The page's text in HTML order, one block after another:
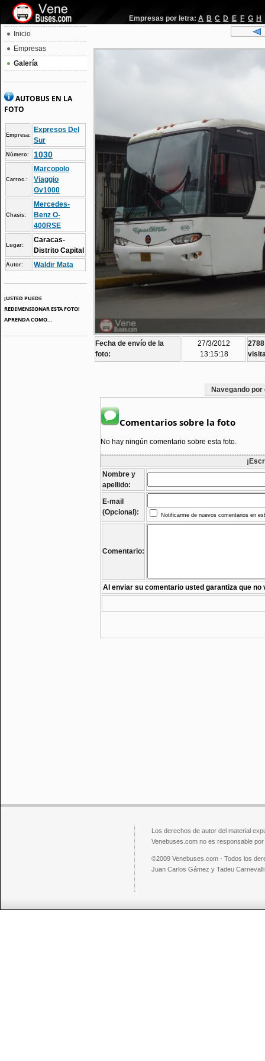
Empresas por letra: A B C D E F G H
Inicio
Empresas
Galería
AUTOBUS EN LA
FOTO
Empresa:
Expresos Del
Sur
Número: 1030
Carroc.:
Marcopolo
Viaggio
Gv1000
Chasis:
Mercedes-
Benz O-
400RSE
Lugar:
Caracas-
Distrito Capital
Autor: Waldir Mata
¡USTED PUEDE
REDIMENSIONAR ESTA FOTO!
APRENDA COMO...
Fecha de envío de la
foto:
27/3/2012
13:15:18
2788
Navegando
Comentarios sobre la foto
No hay ningún comentario sobre esta foto.
Nombre y
apellido:
E-mail
(Opcional):
Notificarme de nuevos comentarios en
Comentario:
Al enviar su comentario usted garantiza que no
Los derechos de autor del material
Venebuses.com no es responsable
©2009 Venebuses.com - Todos los
Juan Carlos Gámez y Tadeu Carnevalli